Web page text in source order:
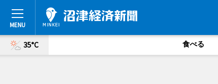
35°C 食べる